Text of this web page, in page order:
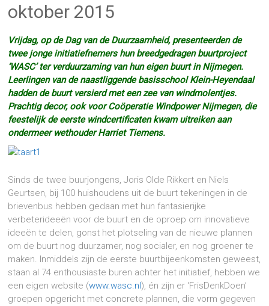
oktober 2015
Vrijdag, op de Dag van de Duurzaamheid, presenteerden de
twee jonge initiatiefnemers hun breedgedragen buurtproject
‘WASC’ ter verduurzaming van hun eigen buurt in Nijmegen.
Leerlingen van de naastliggende basisschool Klein-Heyendaal
hadden de buurt versierd met een zee van windmolentjes.
Prachtig decor, ook voor Coöperatie Windpower Nijmegen, die
feestelijk de eerste windcertificaten kwam uitreiken aan
ondermeer wethouder Harriet Tiemens.
Sinds de twee buurjongens, Joris Olde Rikkert en Niels
Geurtsen, bij 100 huishoudens uit de buurt tekeningen in de
brievenbus hebben gedaan met hun fantasierijke
verbeterideeën voor de buurt en de oproep om innovatieve
ideeën te delen, gonst het plotseling van de nieuwe plannen
om de buurt nog duurzamer, nog socialer, en nog groener te
maken. Inmiddels zijn de eerste buurtbijeenkomsten geweest,
staan al 74 enthousiaste buren achter het initiatief, hebben we
een eigen website (www.wasc.nl ), én zijn er ‘FrisDenkDoen’
groepen opgericht met concrete plannen, die vorm gegeven